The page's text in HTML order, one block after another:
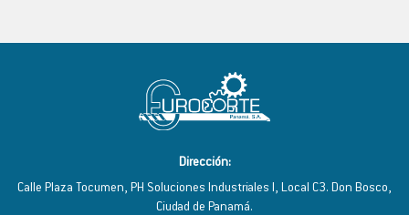
Dirección:
Calle Plaza Tocumen, PH Soluciones Industriales I, Local C3. Don Bosco,
Ciudad de Panamá.